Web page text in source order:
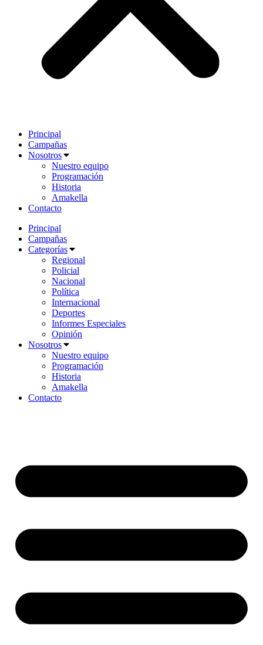
Principal
Campañas
Nosotros
Nuestro equipo
Programación
Historia
Amakella
Contacto
Principal
Campañas
Categorías
Regional
Policial
Nacional
Política
Internacional
Deportes
Informes Especiales
Opinión
Nosotros
Nuestro equipo
Programación
Historia
Amakella
Contacto